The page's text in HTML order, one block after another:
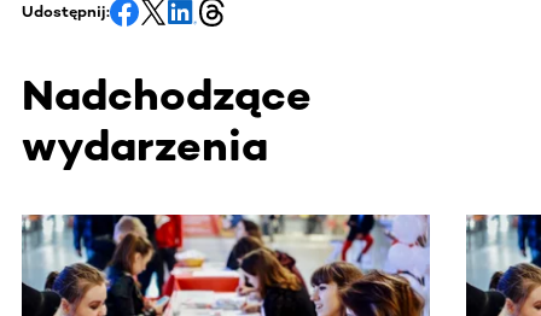
Udostępnij:
Nadchodzące
wydarzenia
Ta sekcja zawiera treści przewijane w poziomie. Użyj